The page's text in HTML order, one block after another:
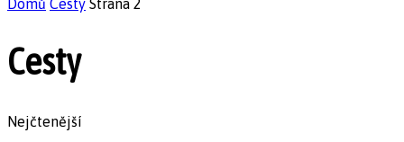
Domů Cesty Strana 2
Cesty
Nejčtenější